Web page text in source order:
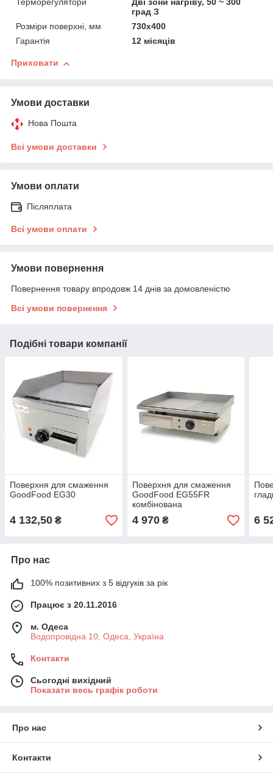
Терморегулятори
Дві зони нагріву, 50 ~ 300
град З
Розміри поверхні, мм
730x400
Гарантія
12 місяців
Приховати
Умови доставки
Нова Пошта
Всі умови доставки
Умови оплати
Післяплата
Всі умови оплати
Умови повернення
Повернення товару впродовж 14 днів за домовленістю
Всі умови повернення
Подібні товари компанії
Поверхня для смаження
GoodFood EG30
4 132,50 ₴
Поверхня для смаження
GoodFood EG55FR
комбінована
4 970₴ 6
Про нас
100% позитивних з 5 відгуків за рік
Працює з 20.11.2016
м. Одеса
Водопровідна 10, Одеса, Україна
Контакти
Сьогодні вихідний
Показати весь графік роботи
Про нас
Контакти